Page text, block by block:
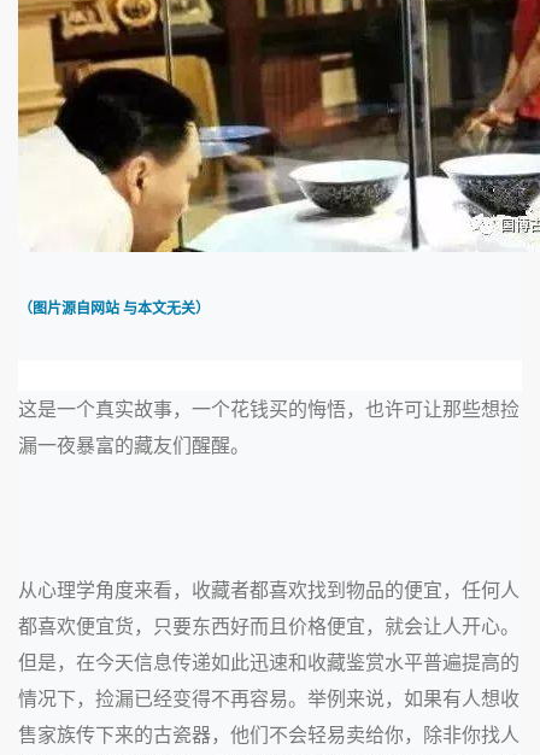
（图片源自网站 与本文无关）
这是一个真实故事，一个花钱买的悔悟，也许可让那些想捡
漏一夜暴富的藏友们醒醒。
从心理学角度来看，收藏者都喜欢找到物品的便宜，任何人
都喜欢便宜货，只要东西好而且价格便宜，就会让人开心。
但是，在今天信息传递如此迅速和收藏鉴赏水平普遍提高的
情况下，捡漏已经变得不再容易。举例来说，如果有人想收
售家族传下来的古瓷器，他们不会轻易卖给你，除非你找人